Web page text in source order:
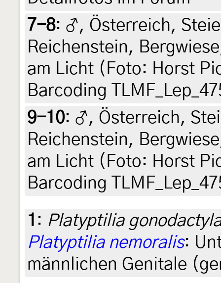
7-8: ♂, Österreich,
Reichenstein,
am Licht (Foto: Horst
Barcoding
9-10: ♂, Österreich,
Reichenstein,
am Licht (Foto: Horst
Barcoding
1 : Platyptilia
Platyptilia nemoralis:
männlichen Genitale